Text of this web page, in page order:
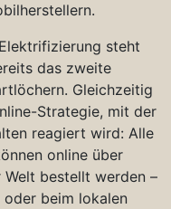
steht
das zweite
Gleichzeitig
Strategie, mit der
reagiert wird: Alle
online über
bestellt werden –
oder beim lokalen